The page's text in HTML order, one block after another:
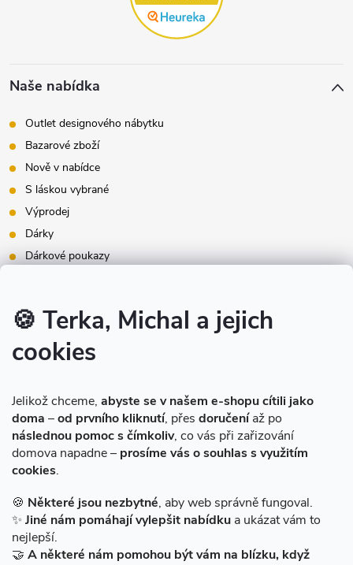
🍪 Terka, Michal a jejich
cookies
Jelikož chceme, abyste se v našem e-shopu cítili jako
doma –od prvního kliknutí, přes doručeníaž po
následnou pomoc s čímkoliv, co vás při zařizování
domova napadne – prosíme vás o souhlas s využitím
cookies.
🍪 Některé jsou nezbytné, aby web správně fungoval.
✨ Jiné nám pomáhají vylepšit nabídku a ukázat vám to
nejlepší.
🤝 A některé nám pomohou být vám na blízku, když
Naše nabídka
Outlet designového nábytku
Bazarové zboží
Nově v nabídce
S láskou vybrané
Výprodej
Dárky
Dárkové poukazy
Instagram
Facebook